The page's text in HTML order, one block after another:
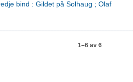
bind : Gildet på Solhaug ; Olaf
1–6 av 6